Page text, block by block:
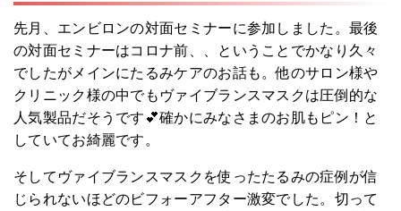
先月、エンビロンの対面セミナーに参加しました。最後
の対面セミナーはコロナ前、、ということでかなり久々
でしたがメインにたるみケアのお話も。他のサロン様や
クリニック様の中でもヴァイブランスマスクは圧倒的な
人気製品だそうです💕確かにみなさまのお肌もピン！と
していてお綺麗です。
そしてヴァイブランスマスクを使ったたるみの症例が信
じられないほどのビフォーアフター激変でした。切って